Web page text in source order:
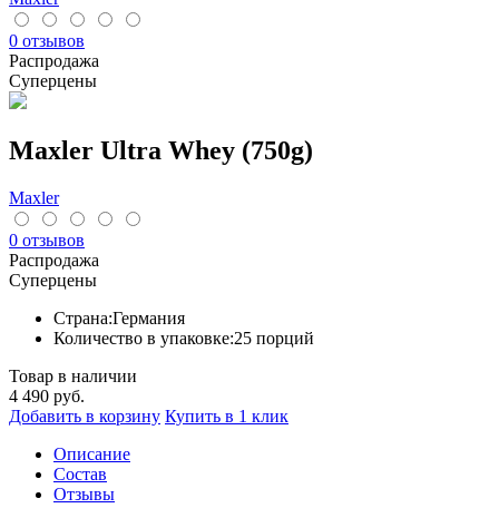
0 отзывов
Распродажа
Суперцены
Maxler Ultra Whey (750g)
Maxler
0 отзывов
Распродажа
Суперцены
Страна:Германия
Количество в упаковке:25 порций
Товар в наличии
4 490 руб.
Добавить в корзину Купить в 1 клик
Описание
Cостав
Отзывы